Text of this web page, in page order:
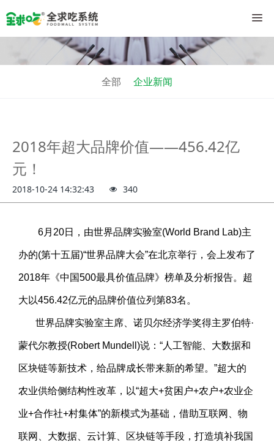
全部 企业新闻
2018年超大品牌价值——456.42亿
元！
2018-10-24 14:32:43 340
6月20日，由世界品牌实验室(World Brand Lab)主
办的(第十五届)“世界品牌大会”在北京举行，会上发布了
2018年《中国500最具价值品牌》榜单及分析报告。超
大以456.42亿元的品牌价值位列第83名。
世界品牌实验室主席、诺贝尔经济学奖得主罗伯特·
蒙代尔教授(Robert Mundell)说：“人工智能、大数据和
区块链等新技术，给品牌成长带来新的希望。”超大的
农业供给侧结构性改革，以“超大+贫困户+农户+农业企
业+合作社+村集体”的新模式为基础，借助互联网、物
联网、大数据、云计算、区块链等手段，打造填补我国